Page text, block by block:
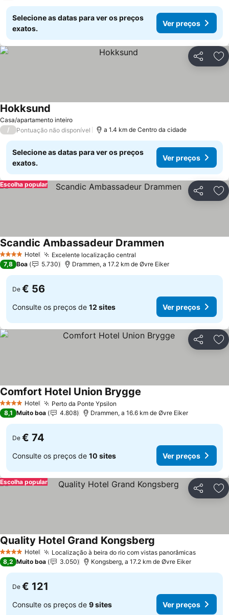
Selecione as datas para ver os preços
exatos.
Ver preços
Partilhar
Casa/apartamento inteiro
Hokksund
/ Pontuação não disponível a 1.4 km de Centro da cidade
Selecione as datas para ver os preços
exatos.
Ver preços
Partilhar
Escolha popular
4 EstrelasHotel Excelente localização central
Scandic Ambassadeur Drammen
7,8 Boa 5.730 Drammen, a 17.2 km de Øvre Eiker
De € 56
Consulte os preços de 12 sites Ver preços
Partilhar
4 EstrelasHotel Perto da Ponte Ypsilon
Comfort Hotel Union Brygge
8,1 Muito boa 4.808 Drammen, a 16.6 km de Øvre Eiker
De € 74
Consulte os preços de 10 sites Ver preços
Partilhar
Escolha popular
4 EstrelasHotel Localização à beira do rio com vistas panorâmicas
Quality Hotel Grand Kongsberg
8,2 Muito boa 3.050 Kongsberg, a 17.2 km de Øvre Eiker
De € 121
Consulte os preços de 9 sites Ver preços